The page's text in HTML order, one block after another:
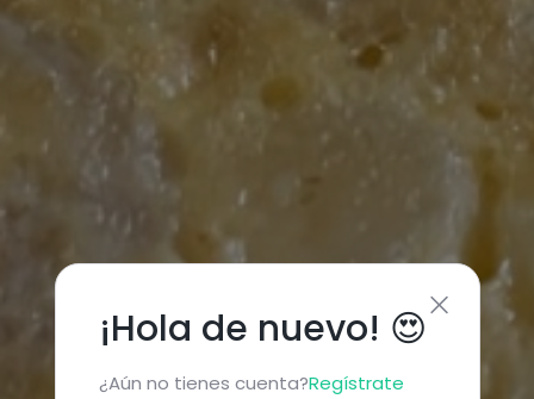
¡Hola de nuevo! 😍
¿Aún no tienes cuenta?Regístrate